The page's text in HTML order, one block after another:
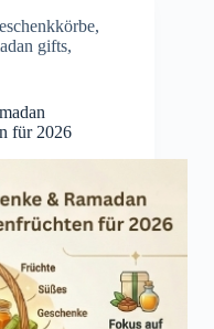
,
gifts,
für 2026